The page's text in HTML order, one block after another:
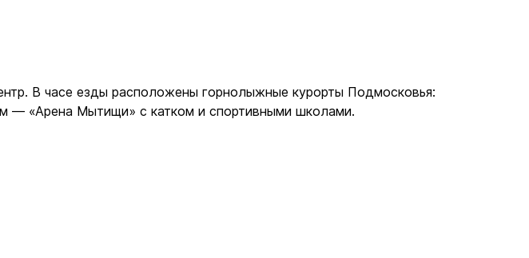
В часе езды расположены горнолыжные курорты Подмосковья:
— «Арена Мытищи» с катком и спортивными школами.